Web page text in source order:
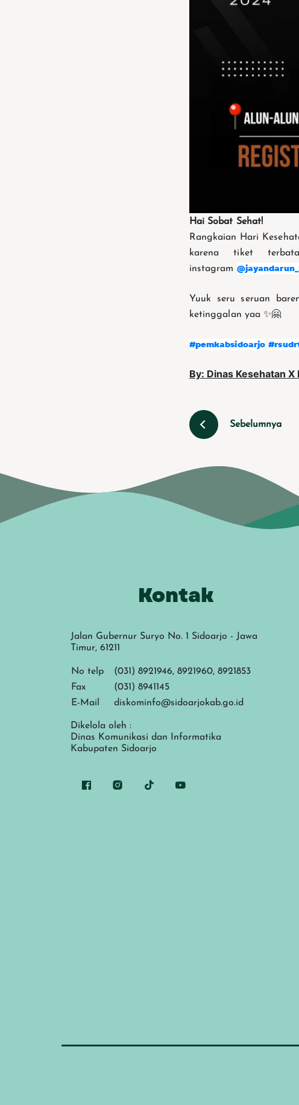
Hai Sobat Sehat!
Rangkaian Hari
karena tiket
instagram
Yuuk seru seruan
ketinggalan yaa ✨🤗
#pemkabsidoarjo
By: Dinas Kesehatan X
Sebelumnya
Kontak
Jalan Gubernur Suryo No. 1 Sidoarjo - Jawa
Timur, 61211
No telp
(031) 8921946, 8921960, 8921853
Fax
(031) 8941145
E-Mail
diskominfo@sidoarjokab.go.id
Dikelola oleh :
Dinas Komunikasi dan Informatika
Kabupaten Sidoarjo